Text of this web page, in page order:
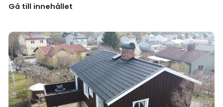
Gå till innehållet